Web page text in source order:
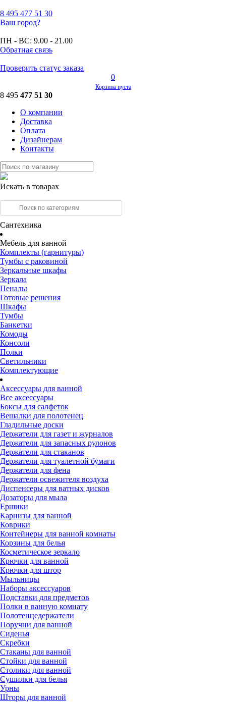
8 495 477 51 30
Ваш город?
ПН - ВС: 9.00 - 21.00
Обратная связь
Проверить статус заказа
0
Корзина пуста
8 495 477 51 30
О компании
Доставка
Оплата
Дизайнерам
Контакты
Искать в товарах
Сантехника
Мебель для ванной
Комплекты (гарнитуры)
Тумбы с раковиной
Зеркальные шкафы
Зеркала
Пеналы
Готовые решения
Шкафы
Тумбы
Банкетки
Комоды
Консоли
Полки
Светильники
Комплектующие
Аксессуары для ванной
Все аксессуары
Боксы для салфеток
Вешалки для полотенец
Гладильные доски
Держатели для газет и журналов
Держатели для запасных рулонов
Держатели для стаканов
Держатели для туалетной бумаги
Держатели для фена
Держатели освежителя воздуха
Диспенсеры для ватных дисков
Дозаторы для мыла
Ершики
Карнизы для ванной
Коврики
Контейнеры для ванной комнаты
Корзины для белья
Косметическое зеркало
Крючки для ванной
Крючки для штор
Мыльницы
Наборы аксессуаров
Подставки для предметов
Полки в ванную комнату
Полотенцедержатели
Поручни для ванной
Сиденья
Скребки
Стаканы для ванной
Стойки для ванной
Столики для ванной
Сушилки для белья
Урны
Шторы для ванной